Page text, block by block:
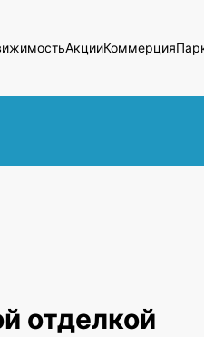
АкцииКоммерция
отделкой